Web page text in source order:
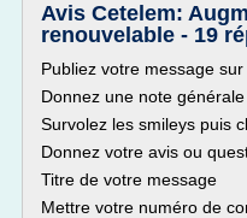
Avis Cetelem:
renouvelable - 19
Publiez votre message
Donnez une note générale
Survolez les smileys puis
Donnez votre avis ou
Titre de votre message
Mettre votre numéro de